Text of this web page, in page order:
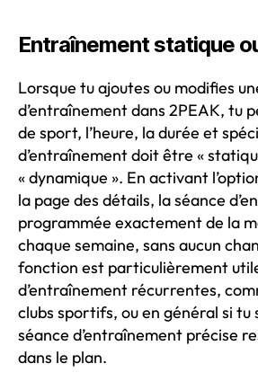
Entraînement statique
Lorsque tu ajoutes ou modifies
d’entraînement dans 2PEAK, tu
de sport, l’heure, la durée et
d’entraînement doit être «
« dynamique ». En activant
la page des détails, la séance
programmée exactement de la
chaque semaine, sans aucun
fonction est particulièrement
d’entraînement récurrentes,
clubs sportifs, ou en général si tu
séance d’entraînement précise
dans le plan.